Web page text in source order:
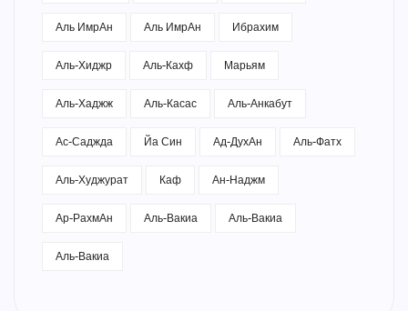
Аль ИмрАн
Аль ИмрАн
Ибрахим
Аль-Хиджр
Аль-Кахф
Марьям
Аль-Хаджж
Аль-Касас
Аль-Анкабут
Ас-Саджда
Йа Син Ад-ДухАн
Аль-Фатх
Аль-Худжурат
Каф
Ан-Наджм
Ар-РахмАн
Аль-Вакиа
Аль-Вакиа
Аль-Вакиа